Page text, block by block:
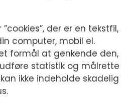
der er en tekstfil,
computer, mobil el.
formål at genkende den,
statistik og målrette
ikke indeholde skadelig